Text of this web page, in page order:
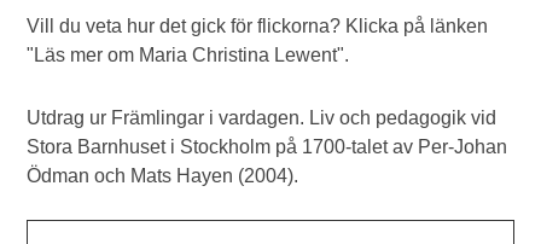
Vill du veta hur det gick för flickorna? Klicka på länken
"Läs mer om Maria Christina Lewent".
Utdrag ur Främlingar i vardagen. Liv och pedagogik vid
Stora Barnhuset i Stockholm på 1700-talet av Per-Johan
Ödman och Mats Hayen (2004).